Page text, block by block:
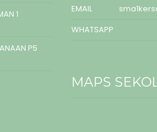
1
P5
EMAIL
WHATSAPP
MAPS